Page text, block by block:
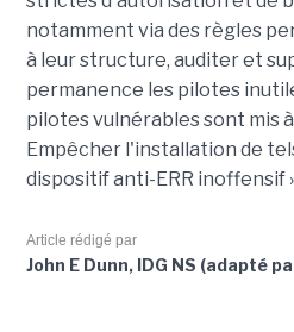
notamment via des règles
à leur structure, auditer et
permanence les pilotes
pilotes vulnérables sont mis
Empêcher l'installation de
dispositif anti-ERR inoffensif
Article rédigé par
John E Dunn, IDG NS (adapté